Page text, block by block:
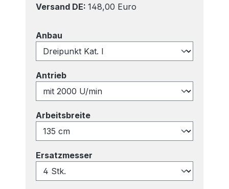
Versand DE: 148,00 Euro
Anbau
Antriebauswählen
Arbeitsbreiteauswählen
Ersatzmesser